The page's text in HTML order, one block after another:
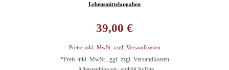
Lebensmittelangaben
39,00 €
Preise inkl. MwSt. zzgl. Versandkosten
*Preis inkl. MwSt., ggf. zzgl. Versandkosten